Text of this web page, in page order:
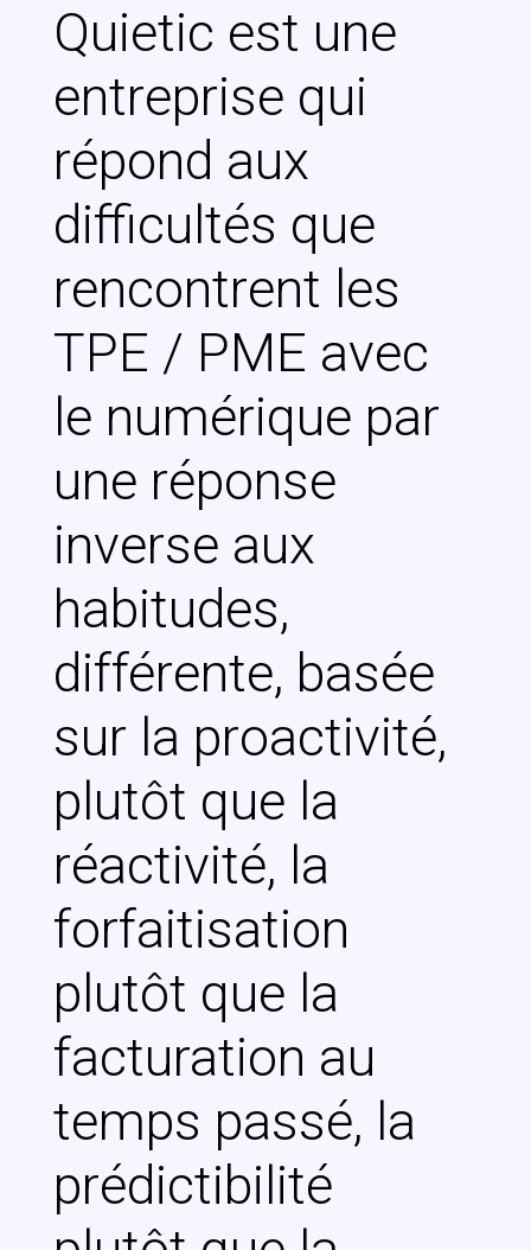
Quietic est une
entreprise qui
répond aux
difficultés que
rencontrent les
TPE / PME avec
le numérique par
une réponse
inverse aux
habitudes,
différente, basée
sur la proactivité,
plutôt que la
réactivité, la
forfaitisation
plutôt que la
facturation au
temps passé, la
prédictibilité